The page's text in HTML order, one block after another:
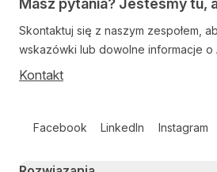
Masz pytania? Jesteśmy tu,
Skontaktuj się z naszym zespołem,
wskazówki lub dowolne informacje o
Kontakt
Facebook LinkedIn Instagram